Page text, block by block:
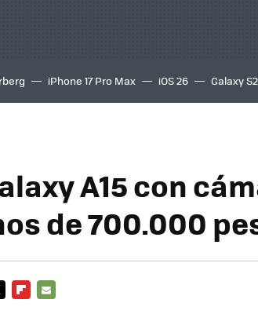
iPhone 17 Pro Max iOS 26 Galaxy
A15 con
de 700.000